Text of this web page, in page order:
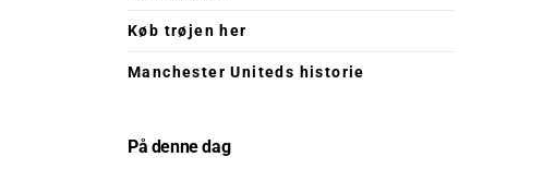
Køb trøjen her
Manchester Uniteds historie
På denne dag